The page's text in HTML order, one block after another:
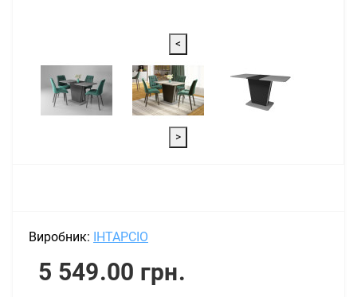
<
>
Виробник: ІНТАРСІО
5 549.00 грн.